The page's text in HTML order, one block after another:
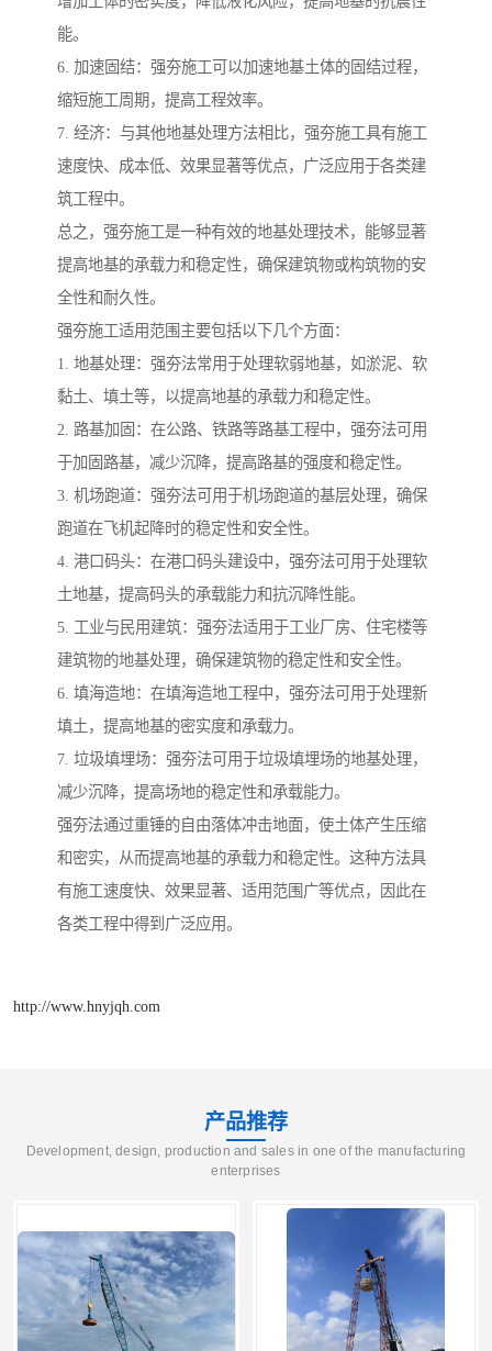
能。
6. 加速固结：强夯施工可以加速地基土体的固结过程，
缩短施工周期，提高工程效率。
7. 经济：与其他地基处理方法相比，强夯施工具有施工
速度快、成本低、效果显著等优点，广泛应用于各类建
筑工程中。
总之，强夯施工是一种有效的地基处理技术，能够显著
提高地基的承载力和稳定性，确保建筑物或构筑物的安
全性和耐久性。
强夯施工适用范围主要包括以下几个方面：
1. 地基处理：强夯法常用于处理软弱地基，如淤泥、软
黏土、填土等，以提高地基的承载力和稳定性。
2. 路基加固：在公路、铁路等路基工程中，强夯法可用
于加固路基，减少沉降，提高路基的强度和稳定性。
3. 机场跑道：强夯法可用于机场跑道的基层处理，确保
跑道在飞机起降时的稳定性和安全性。
4. 港口码头：在港口码头建设中，强夯法可用于处理软
土地基，提高码头的承载能力和抗沉降性能。
5. 工业与民用建筑：强夯法适用于工业厂房、住宅楼等
建筑物的地基处理，确保建筑物的稳定性和安全性。
6. 填海造地：在填海造地工程中，强夯法可用于处理新
填土，提高地基的密实度和承载力。
7. 垃圾填埋场：强夯法可用于垃圾填埋场的地基处理，
减少沉降，提高场地的稳定性和承载能力。
强夯法通过重锤的自由落体冲击地面，使土体产生压缩
和密实，从而提高地基的承载力和稳定性。这种方法具
有施工速度快、效果显著、适用范围广等优点，因此在
各类工程中得到广泛应用。
http://www.hnyjqh.com
产品推荐
Development, design, production and sales in one of the manufacturing
enterprises